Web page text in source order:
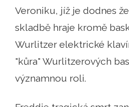
Veroniku, jíž je dodnes
skladbě hraje kromě
Wurlitzer elektrické
"kůra" Wurlitzerových
významnou roli.